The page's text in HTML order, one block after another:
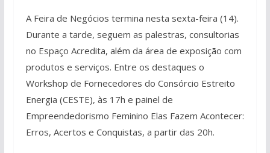
A Feira de Negócios termina nesta sexta-feira (14).
Durante a tarde, seguem as palestras, consultorias
no Espaço Acredita, além da área de exposição com
produtos e serviços. Entre os destaques o
Workshop de Fornecedores do Consórcio Estreito
Energia (CESTE), às 17h e painel de
Empreendedorismo Feminino Elas Fazem Acontecer:
Erros, Acertos e Conquistas, a partir das 20h.